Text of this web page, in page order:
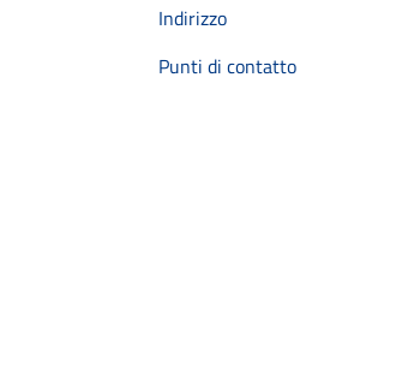
Indirizzo
Punti di contatto